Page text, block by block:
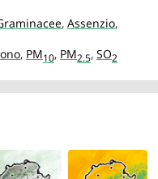
, Assenzio,
, PM10, PM2.5, SO2